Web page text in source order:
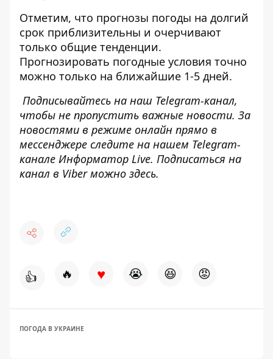
Отметим, что прогнозы погоды на долгий
срок приблизительны и очерчивают
только общие тенденции.
Прогнозировать погодные условия точно
можно только на ближайшие 1-5 дней.
Подписывайтесь на наш Telegram-канал,
чтобы не пропустить важные новости. За
новостями в режиме онлайн прямо в
мессенджере следите на нашем Telegram-
канале Информатор Live. Подписаться на
канал в Viber можно здесь.
👍 🔥 ♥ 😭 😆 😡
ПОГОДА В УКРАИНЕ